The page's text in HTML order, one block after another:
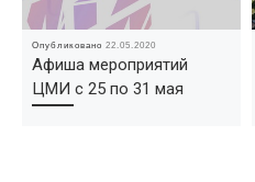
Опубликовано22.05.2020
Афиша мероприятий
ЦМИ с 25 по 31 мая